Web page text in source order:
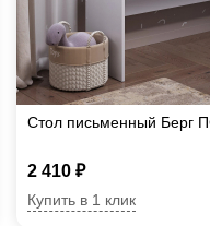
Стол письменный Берг
2 410 ₽
Купить в 1 клик